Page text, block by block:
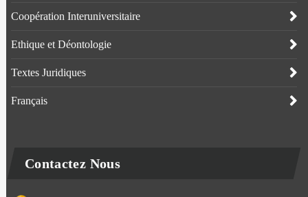
Coopération Interuniversitaire
Ethique et Déontologie
Textes Juridiques
Français
Contactez Nous